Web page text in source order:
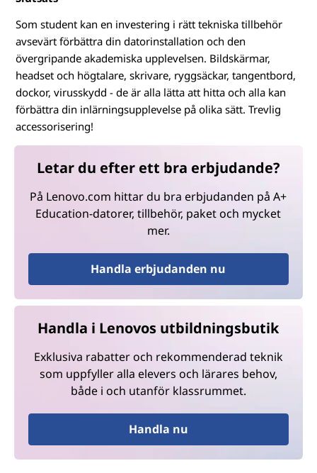
Som student kan en investering i rätt tekniska tillbehör
avsevärt förbättra din datorinstallation och den
övergripande akademiska upplevelsen. Bildskärmar,
headset och högtalare, skrivare, ryggsäckar, tangentbord,
dockor, virusskydd - de är alla lätta att hitta och alla kan
förbättra din inlärningsupplevelse på olika sätt. Trevlig
accessorisering!
Letar du efter ett bra erbjudande?
På Lenovo.com hittar du bra erbjudanden på A+
Education-datorer, tillbehör, paket och mycket
mer.
Handla erbjudanden nu
Handla i Lenovos utbildningsbutik
Exklusiva rabatter och rekommenderad teknik
som uppfyller alla elevers och lärares behov,
både i och utanför klassrummet.
Handla nu